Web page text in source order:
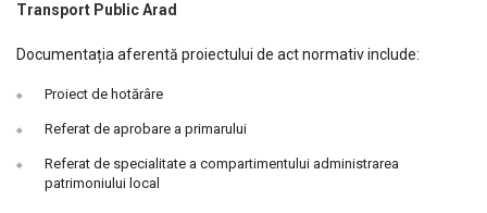
Transport Public Arad
Documentația aferentă proiectului de act normativ include:
Proiect de hotărâre
Referat de aprobare a primarului
Referat de specialitate a compartimentului administrarea
patrimoniului local